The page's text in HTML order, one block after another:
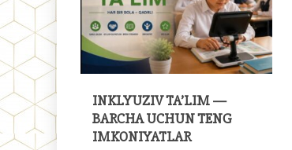
INKLYUZIV TA’LIM —
BARCHA UCHUN TENG
IMKONIYATLAR